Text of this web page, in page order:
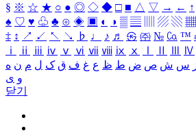
§ ※ ☆ ★ ○ ● ◎ ◇ ◆ □ ■ △ ▽ → ← ↑
♠ ♡ ♥ ♧ ♣ ⊙ ◈ ▣ ◐ ◑ ▒ ▤ ▨ ▧ ▦
‡ ↕ ↗ ↙ ↖ ↘ ♭ ♩ ♪ ♬ ㉿ ㈜ № ㏇ ™
ⅰ
ⅱ ⅲ ⅳ ⅴ ⅵ ⅶ ⅷ ⅸ ⅹ Ⅳ
س ش ص ض ط ظ ع غ ف ق ک ل م ن ه
و ی
닫기